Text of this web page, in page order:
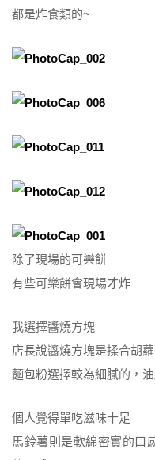
都是炸食類的~
除了現場的可樂餅
有些可樂餅會現場才炸
我選擇醬燒方塊
店長說醬燒方塊是揉合胡
麵包粉選擇較為細膩的，
個人覺得單吃滋味十足
馬鈴薯則是軟綿密實的口